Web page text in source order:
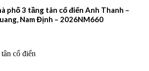
phố 3 tầng tân cổ điển Anh Thanh –
Nam Định – 2026NM660